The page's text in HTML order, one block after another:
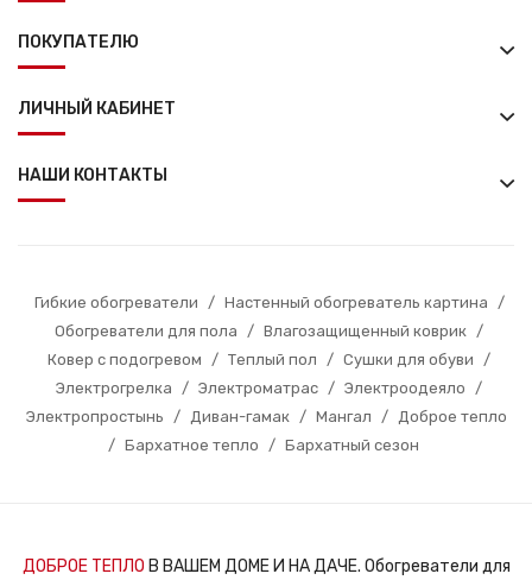
ПОКУПАТЕЛЮ
ЛИЧНЫЙ КАБИНЕТ
НАШИ КОНТАКТЫ
Гибкие обогреватели / Настенный обогреватель картина
/
Обогреватели для пола
/ Влагозащищенный коврик
/
Ковер с подогревом
/ Теплый пол / Сушки для обуви
/
Электрогрелка
/ Электроматрас / Электроодеяло
/
Электропростынь
/ Диван-гамак / Мангал /
Доброе тепло
/ Бархатное тепло / Бархатный сезон
ДОБРОЕ ТЕПЛО В ВАШЕМ ДОМЕ И НА ДАЧЕ. Обогреватели для